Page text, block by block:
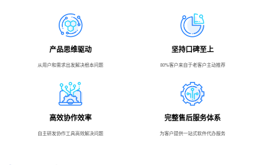
产品思维驱动
从用户和需求出发解决根本问题
坚持口碑至上
80%客户来自于老客户主动推荐
高效协作效率
自主研发协作工具高效解决问题
完整售后服务体系
为客户提供一站式软件代办服务